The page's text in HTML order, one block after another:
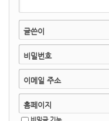
글쓴이
비밀번호
이메일 주소
홈페이지